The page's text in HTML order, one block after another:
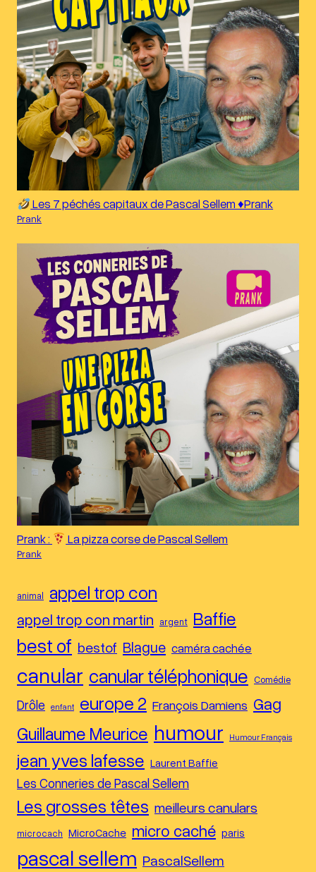
Les 7 péchés capitaux de Pascal Sellem ♦︎Prank
Prank
Prank : La pizza corse de Pascal Sellem
Prank
animal appel trop con
appel trop con martin argent Baffie
best of bestof Blague caméra cachée
canular canular téléphonique Comédie
Drôle enfant europe 2 François Damiens Gag
Guillaume Meurice humour Humour Français
jean yves lafesse Laurent Baffie
Les Conneries de Pascal Sellem
Les grosses têtes meilleurs canulars
microcach MicroCache micro caché paris
pascal sellem PascalSellem